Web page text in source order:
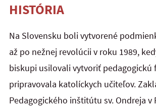
HISTÓRIA
Na Slovensku boli vytvorené
až po nežnej revolúcii v roku 1989,
biskupi usilovali vytvoriť pedagogickú
pripravovala katolíckych učiteľov.
Pedagogického inštitútu sv. Ondreja v